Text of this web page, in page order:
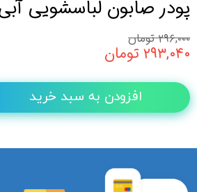
پودر صابون لباسشویی
۲۹۶,۰۰۰ تومان
۲۹۳,۰۴۰ تومان
افزودن به سبد خرید